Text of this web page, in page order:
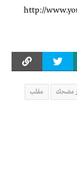
http://
مضحك مقلب